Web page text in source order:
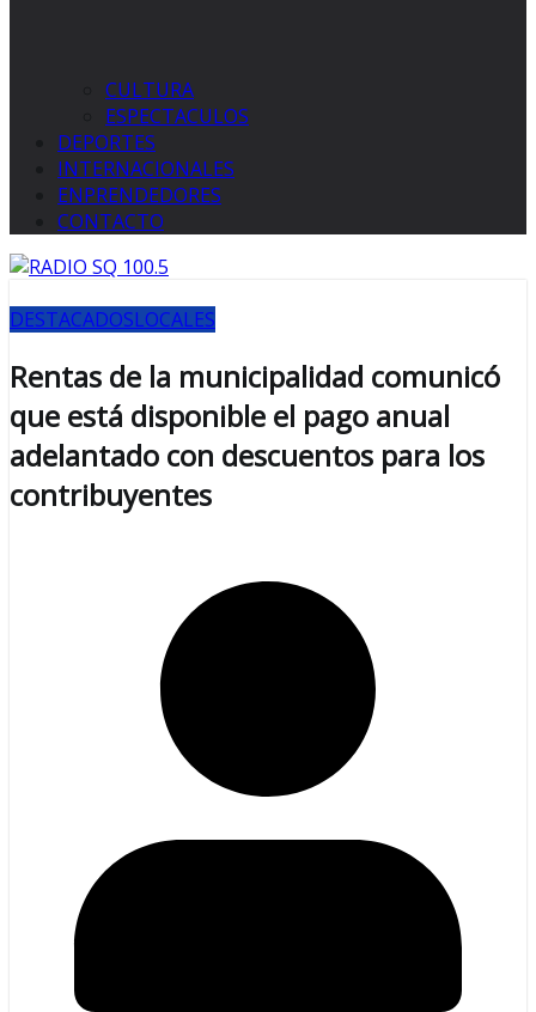
CULTURA
ESPECTACULOS
DEPORTES
INTERNACIONALES
ENPRENDEDORES
CONTACTO
DESTACADOSLOCALES
Rentas de la municipalidad comunicó
que está disponible el pago anual
adelantado con descuentos para los
contribuyentes